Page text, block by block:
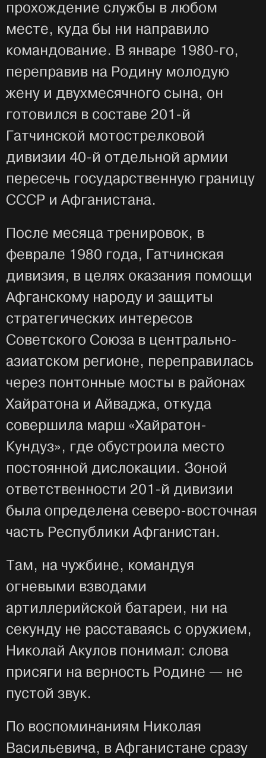
прохождение службы в любом
месте, куда бы ни направило
командование. В январе 1980-го,
переправив на Родину молодую
жену и двухмесячного сына, он
готовился в составе 201-й
Гатчинской мотострелковой
дивизии 40-й отдельной армии
пересечь государственную границу
СССР и Афганистана.
После месяца тренировок, в
феврале 1980 года, Гатчинская
дивизия, в целях оказания помощи
Афганскому народу и защиты
стратегических интересов
Советского Союза в центрально-
азиатском регионе, переправилась
через понтонные мосты в районах
Хайратона и Айваджа, откуда
совершила марш «Хайратон-
Кундуз», где обустроила место
постоянной дислокации. Зоной
ответственности 201-й дивизии
была определена северо-восточная
часть Республики Афганистан.
Там, на чужбине, командуя
огневыми взводами
артиллерийской батареи, ни на
секунду не расставаясь с оружием,
Николай Акулов понимал: слова
присяги на верность Родине — не
пустой звук.
По воспоминаниям Николая
Васильевича, в Афганистане сразу